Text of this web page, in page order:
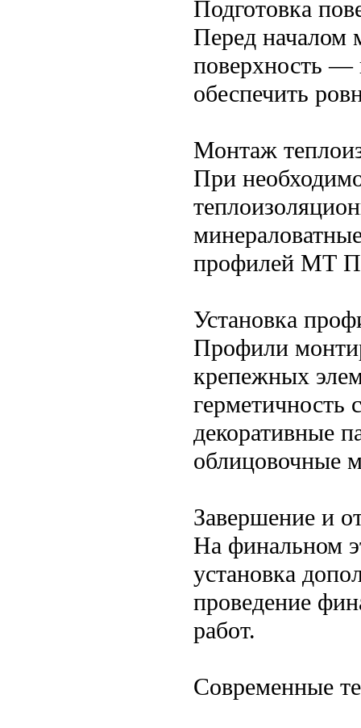
Подготовка
Перед началом
поверхность —
обеспечить
Монтаж
При
профилей МТ
Установка
Профили
крепежных
герметичность
декоративные
облицовочные
Завершение и
На финальном
установка
проведение
работ.
Современные